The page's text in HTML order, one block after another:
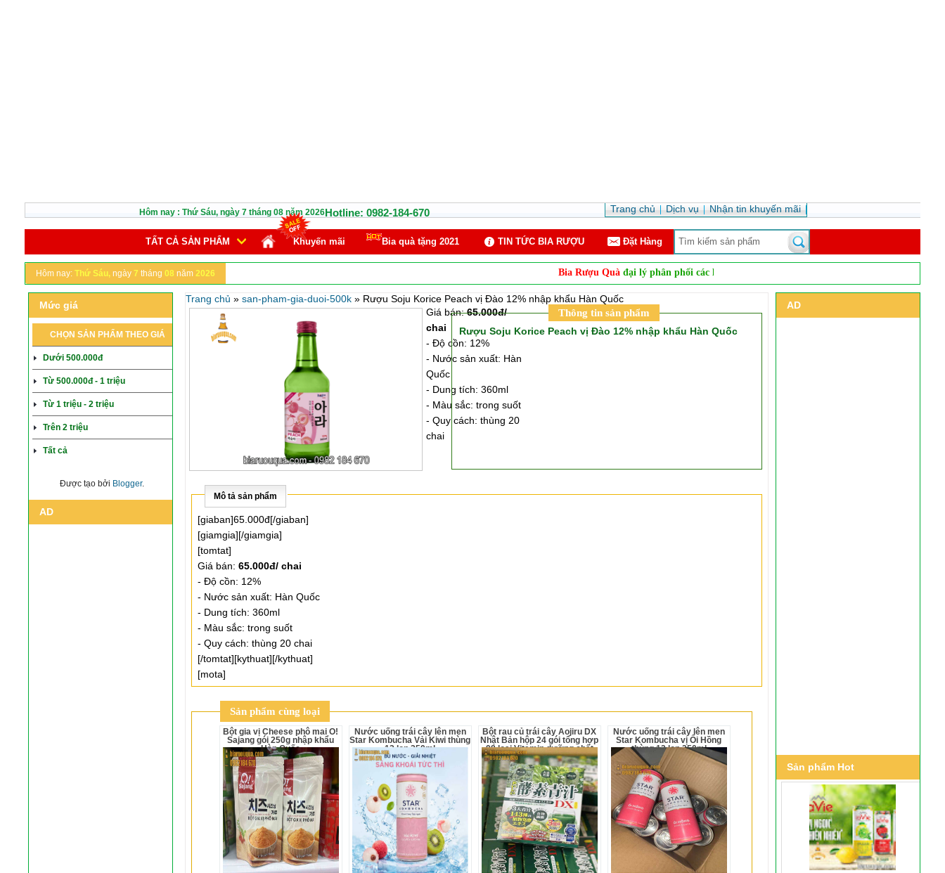
Hôm nay : Thứ Sáu, ngày 7 tháng 08 năm 2026Hotline: 0982-184-670 Trang chủ Dịch vụ Nhận tin khuyến mãi
TẤT CẢ SẢN PHẨM Khuyến mãi Bia quà tặng 2021 TIN TỨC BIA RƯỢU Ðặt Hàng
Hôm nay: Thứ Sáu, ngày 7 tháng 08 năm 2026 Bia Rượu Quàđại lý phân phối các loại bia nhập khẩu, rượu vang, rượu mạnh, rượu pha
Mức giá
CHỌN SẢN PHẨM THEO GIÁ
Dưới 500.000đ
Từ 500.000đ - 1 triệu
Từ 1 triệu - 2 triệu
Trên 2 triệu
Tất cả
Được tạo bởi Blogger.
AD
AD
Sản phẩm Hot
Trang chủ » san-pham-gia-duoi-500k» Rượu Soju Korice Peach vị Đào 12% nhập khẩu Hàn Quốc
Thông tin sản phẩm
Rượu Soju Korice Peach vị Đào 12% nhập khẩu Hàn Quốc
Giá bán:65.000đ/
chai
- Độ cồn: 12%
- Nước sản xuất: Hàn
Quốc
- Dung tích: 360ml
- Màu sắc: trong suốt
- Quy cách: thùng 20
chai
Mô tả sản phẩm
[giaban]65.000đ[/giaban]
[giamgia][/giamgia]
[tomtat]
Giá bán: 65.000đ/ chai
- Độ cồn: 12%
- Nước sản xuất: Hàn Quốc
- Dung tích: 360ml
- Màu sắc: trong suốt
- Quy cách: thùng 20 chai
[/tomtat][kythuat][/kythuat]
[mota]
Sản phẩm cùng loại
Bột gia vị Cheese phô mai O!
Sajang gói 250g nhập khẩu
Hàn Quốc
Nước uống trái cây lên men
Star Kombucha Vải Kiwi thùng
12 lon 250ml
Bột rau củ trái cây Aojiru DX
Nhật Bản hộp 24 gói tổng hợp
98 loại Vitamin dưỡng chất
Nước uống trái cây lên men
Star Kombucha vị Ổi Hồng
thùng 12 lon 250ml